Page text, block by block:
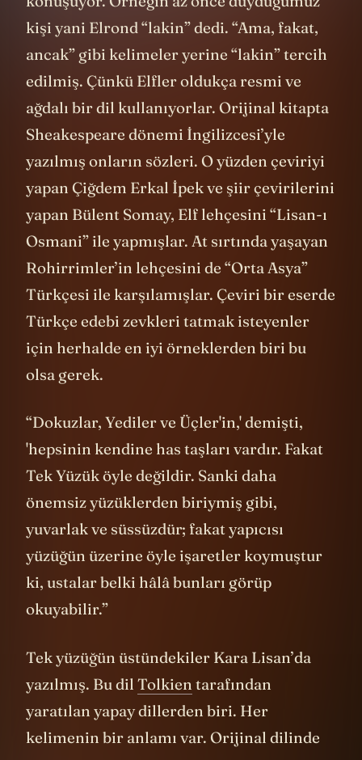
konuşuyor. Örneğin az önce duyduğumuz
kişi yani Elrond “lakin” dedi. “Ama, fakat,
ancak” gibi kelimeler yerine “lakin” tercih
edilmiş. Çünkü Elfler oldukça resmi ve
ağdalı bir dil kullanıyorlar. Orijinal kitapta
Sheakespeare dönemi İngilizcesi’yle
yazılmış onların sözleri. O yüzden çeviriyi
yapan Çiğdem Erkal İpek ve şiir çevirilerini
yapan Bülent Somay, Elf lehçesini “Lisan-ı
Osmani” ile yapmışlar. At sırtında yaşayan
Rohirrimler’in lehçesini de “Orta Asya”
Türkçesi ile karşılamışlar. Çeviri bir eserde
Türkçe edebi zevkleri tatmak isteyenler
için herhalde en iyi örneklerden biri bu
olsa gerek.
“Dokuzlar, Yediler ve Üçler'in,' demişti,
'hepsinin kendine has taşları vardır. Fakat
Tek Yüzük öyle değildir. Sanki daha
önemsiz yüzüklerden biriymiş gibi,
yuvarlak ve süssüzdür; fakat yapıcısı
yüzüğün üzerine öyle işaretler koymuştur
ki, ustalar belki hâlâ bunları görüp
okuyabilir.”
Tek yüzüğün üstündekiler Kara Lisan’da
yazılmış. Bu dil Tolkien tarafından
yaratılan yapay dillerden biri. Her
kelimenin bir anlamı var. Orijinal dilinde